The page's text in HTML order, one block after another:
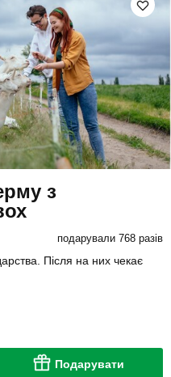
з
подарували 768 разів
Після на них чекає
Подарувати